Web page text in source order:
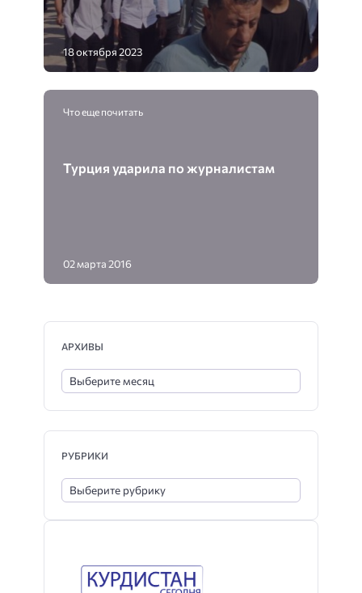
18 октября 2023
Что еще почитать
Турция ударила по журналистам
02 марта 2016
АРХИВЫ
РУБРИКИ